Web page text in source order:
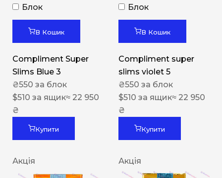
Блок
В Кошик
Compliment Super
Slims Blue 3
₴550 за блок
$510 за ящик≈ 22 950
₴
Купити
Блок
В Кошик
Compliment super
slims violet 5
₴550 за блок
$510 за ящик≈ 22 950
₴
Купити
Акція Акція